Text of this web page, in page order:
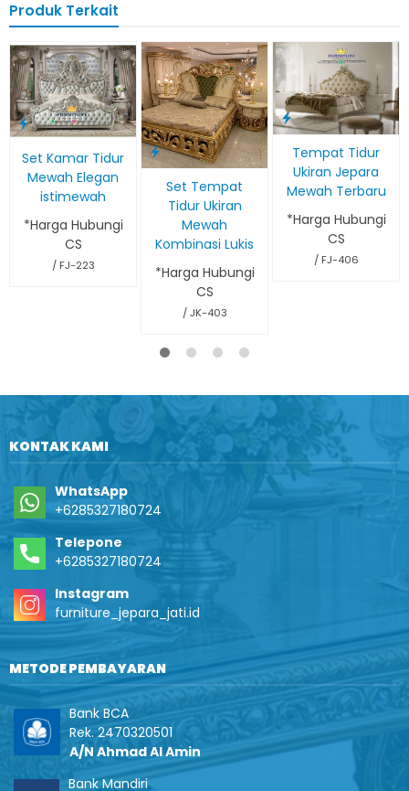
Produk Terkait
Set Kamar Tidur
Mewah Elegan
istimewah
*Harga Hubungi
CS
/ FJ-223
Set Tempat
Tidur Ukiran
Mewah
Kombinasi Lukis
*Harga Hubungi
CS
/ JK-403
Tempat Tidur
Ukiran Jepara
Mewah Terbaru
*Harga Hubungi
CS
/ FJ-406
KONTAK KAMI
WhatsApp
+6285327180724
Telepone
+6285327180724
Instagram
furniture_jepara_jati.id
METODE PEMBAYARAN
Bank BCA
Rek. 2470320501
A/N Ahmad Al Amin
Bank Mandiri